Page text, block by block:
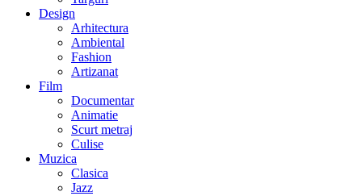
Design
Arhitectura
Ambiental
Fashion
Artizanat
Film
Documentar
Animatie
Scurt metraj
Culise
Muzica
Clasica
Jazz